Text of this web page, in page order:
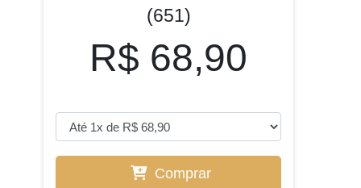
(651)
R$ 68,90
Comprar